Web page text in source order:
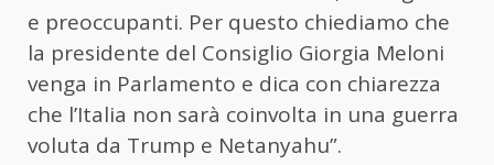
e preoccupanti. Per questo chiediamo che
la presidente del Consiglio Giorgia Meloni
venga in Parlamento e dica con chiarezza
che l’Italia non sarà coinvolta in una guerra
voluta da Trump e Netanyahu”.